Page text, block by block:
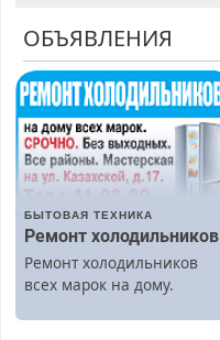
ОБЪЯВЛЕНИЯ
БЫТОВАЯ ТЕХНИКА
Ремонт холодильников
Ремонт холодильников
всех марок на дому.